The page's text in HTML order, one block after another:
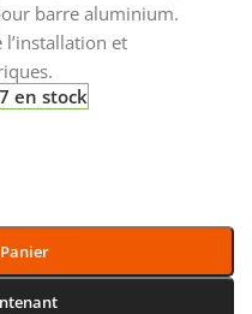
barre aluminium.
et
7 en stock